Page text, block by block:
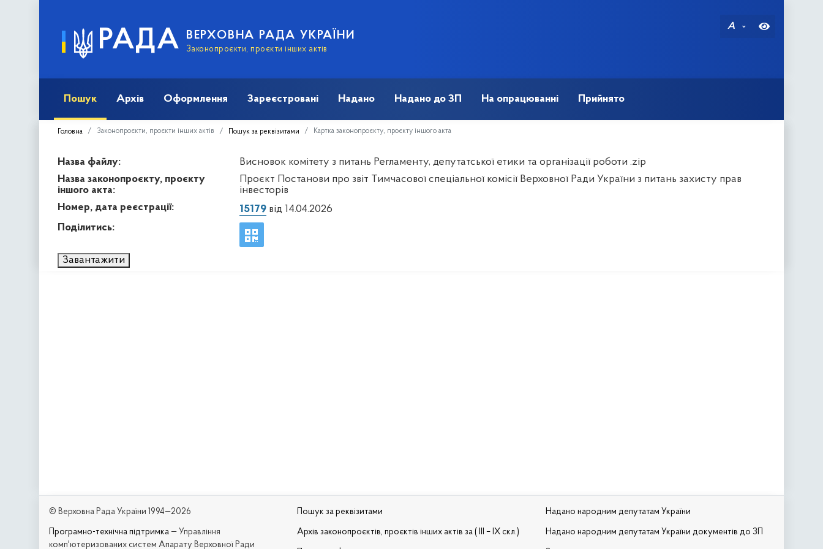
РАДА ВЕРХОВНА РАДА УКРАЇНИ
Законопроєкти, проєкти інших актів
A
Пошук Архів Оформлення Зареєстровані Надано Надано до ЗП На опрацюванні Прийнято
Головна Законопроєкти, проєкти інших актів Пошук за реквізитами Картка законопроєкту, проєкту іншого акта
Назва файлу:
Висновок комітету з питань Регламенту, депутатської етики та організації роботи .zip
Назва законопроєкту, проєкту
іншого акта:
Проєкт Постанови про звіт Тимчасової спеціальної комісії Верховної Ради України з питань захисту прав
інвесторів
Номер, дата реєстрації:
15179від 14.04.2026
Поділитись:
Завантажити
© Верховна Рада України 1994—2026
Програмно-технічна підтримка — Управління
комп'ютеризованих систем Апарату Верховної Ради
Пошук за реквізитами
Архів законопроєктів, проєктів інших актів за ( III – IX скл.)
Надано народним депутатам України
Надано народним депутатам України документів до ЗП